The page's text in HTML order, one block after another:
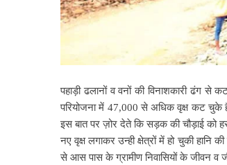
पहाड़ी ढलानों व वनों की विनाशकारी ढंग से
परियोजना में 47,000 से अधिक वृक्ष कट चुके
इस बात पर ज़ोर देते कि सड़क की चौड़ाई को
नए वृक्ष लगाकर उन्ही क्षेत्रों में हो चुकी
से आस पास के ग्रामीण निवासियों के जीवन व